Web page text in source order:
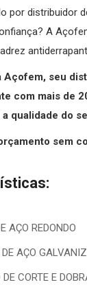
por distribuidor
A
Açofem, seu
com mais de
qualidade do
sem
AÇO REDONDO
AÇO
DE CORTE E